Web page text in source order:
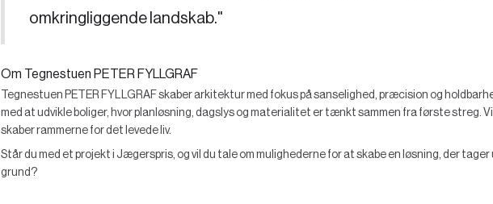
omkringliggende landskab."
Om Tegnestuen PETER FYLLGRAF
Tegnestuen PETER FYLLGRAF skaber arkitektur med fokus på sanselighed, præcision og
med at udvikle boliger, hvor planløsning, dagslys og materialitet er tænkt sammen fra første streg.
skaber rammerne for det levede liv.
Står du med et projekt i Jægerspris, og vil du tale om mulighederne for at skabe en løsning, der
grund?